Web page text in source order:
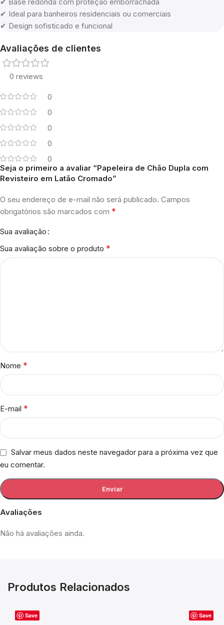
✔ Ideal para banheiros residenciais ou comerciais
✔ Design sofisticado e funcional
Avaliações de clientes
0 reviews
0
0
0
0
0
Avaliações
Não há avaliações ainda.
Seja o primeiro a avaliar “Papeleira de Chão Dupla com
Revisteiro em Latão Cromado”
O seu endereço de e-mail não será publicado. Campos
obrigatórios são marcados com *
Sua avaliação
Sua avaliação sobre o produto *
Nome *
E-mail *
Salvar meus dados neste navegador para a próxima vez que
eu comentar.
Produtos Relacionados
Save Save